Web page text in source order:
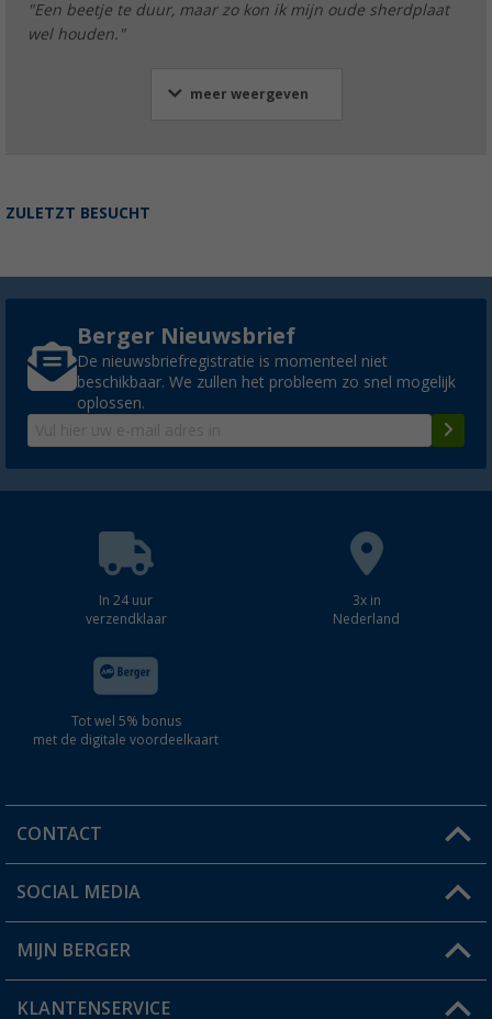
"Een beetje te duur, maar zo kon ik mijn oude sherdplaat
wel houden."
meer weergeven
ZULETZT BESUCHT
Berger Nieuwsbrief
De nieuwsbriefregistratie is momenteel niet
beschikbaar. We zullen het probleem zo snel mogelijk
oplossen.
In 24 uur
verzendklaar
3x in
Nederland
Tot wel 5% bonus
met de digitale voordeelkaart
CONTACT
Een vraag?
Winkel vinden
SOCIAL MEDIA
MIJN BERGER
Mijn account
KLANTENSERVICE